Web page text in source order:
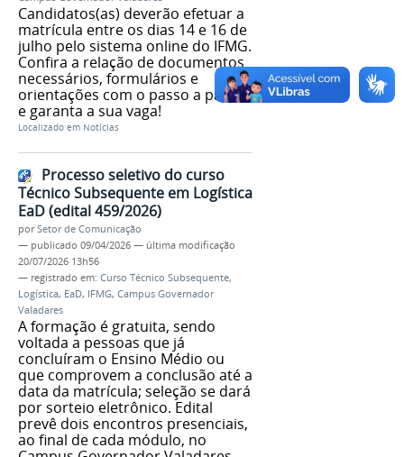
Candidatos(as) deverão efetuar a
matrícula entre os dias 14 e 16 de
julho pelo sistema online do IFMG.
Confira a relação de documentos
necessários, formulários e
orientações com o passo a passo
e garanta a sua vaga!
Localizado em Notícias
Processo seletivo do curso
Técnico Subsequente em Logística
EaD (edital 459/2026)
porSetor de Comunicação
— publicado 09/04/2026 — última modificação
20/07/2026 13h56
— registrado em: Curso Técnico Subsequente,
Logística, EaD, IFMG, Campus Governador
Valadares
A formação é gratuita, sendo
voltada a pessoas que já
concluíram o Ensino Médio ou
que comprovem a conclusão até a
data da matrícula; seleção se dará
por sorteio eletrônico. Edital
prevê dois encontros presenciais,
ao final de cada módulo, no